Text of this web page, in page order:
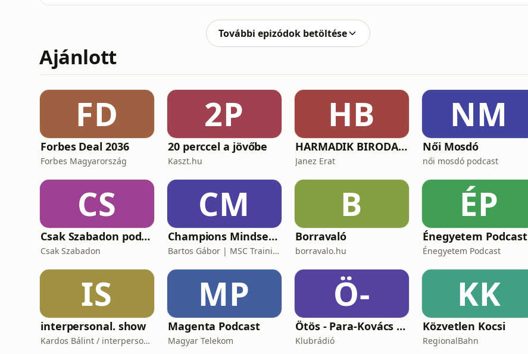
További epizódok betöltése
Ajánlott
FD
Forbes Deal 2036
Forbes Magyarország
2P
20 perccel a jövőbe
Kaszt.hu
HB
HARMADIK BIRODALOM – a nemzetiszocializmus története
Janez Erat
NM
Női Mosdó
női mosdó podcast
CS
Csak Szabadon podcast
Csak Szabadon
CM
Champions Mindset Podcast
Bartos Gábor | MSC Training Group
B
Borravaló
borravalo.hu
ÉP
Énegyetem Podcast
Énegyetem Podcast
IS
interpersonal. show
Kardos Bálint / interpersonal.host
MP
Magenta Podcast
Magyar Telekom
Ö-
Ötös - Para-Kovács Imrével
Klubrádió
KK
Közvetlen Kocsi
RegionalBahn